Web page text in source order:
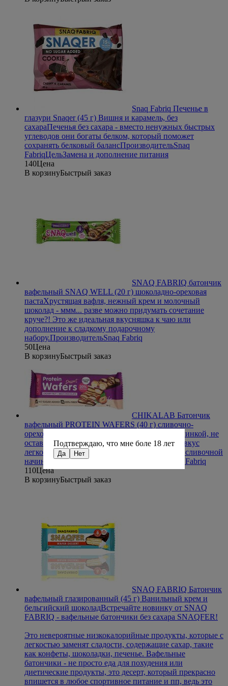
Snaq Fabriq Печенье в
глазури Snaqer (45 г) Вишня и карамель, без
сахараПеченья без сахара - вместо ненужных быстрых
углеводов они богаты белком, который поможет
сохранять белковый балансПроизводительSnaq
FabriqЦельЗамена и дополнение питания
140Цена
В корзинуБыстрый заказ
SNAQ FABRIQ батончик
вафельный SNAQ WELL (20 г) шоколадно-ореховая
пастаХрустящая вафля, нежный крем и молочный
шоколад - ммм... разве можно придумать сочетание
круче?! Это же идеальная вкусняшка к чаю или
дополнение к сладкому подарочному
набору.ПроизводительSnaq Fabriq
50Цена
В корзинуБыстрый заказ
CHIKALAB Батончик
вафельный PROTEIN WAFERS (40 г) сливочно-
ореховый десерт
Двойная вафля Chikalab с начинкой, не
оставит Вас равнодушным! Попробуйте этот вкус
легкой вафли, с неповторимой шоколадной и сливочной
начинкой, как из детства!
Snaq Fabriq
110Цена
В корзинуБыстрый заказ
SNAQ FABRIQ Батончик
вафельный глазированный (45 г) Ванильный крем и
бельгийский шоколадВстречайте новинку от SNAQ
FABRIQ - вафельные батончики без сахара SNAQFER!
Это невероятные низкокалорийные продукты, которые с
легкостью заменят сладости, содержащие сахар, такие
как конфеты, шоколадки, печенье. Вафельные
батончики - не просто еда для похудения или
диетические продукты, это десерт, который прекрасно
впишется в любое спортивное питание и пп, ведь это
Подтверждаю, что мне боле 18 лет
Да Нет